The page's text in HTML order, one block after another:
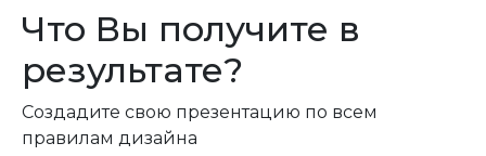
Что Вы получите в
результате?
Создадите свою презентацию по всем
правилам дизайна